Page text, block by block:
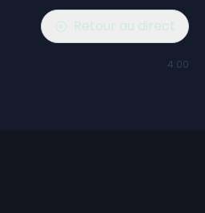
Retour au direct
4:00